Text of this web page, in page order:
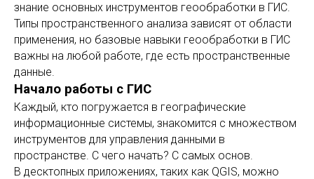
знание основных инструментов геообработки в ГИС.
Типы пространственного анализа зависят от области
применения, но базовые навыки геообработки в ГИС
важны на любой работе, где есть пространственные
данные.
Начало работы с ГИС
Каждый, кто погружается в географические
информационные системы, знакомится с множеством
инструментов для управления данными в
пространстве. С чего начать? С самых основ.
В десктопных приложениях, таких как QGIS, можно